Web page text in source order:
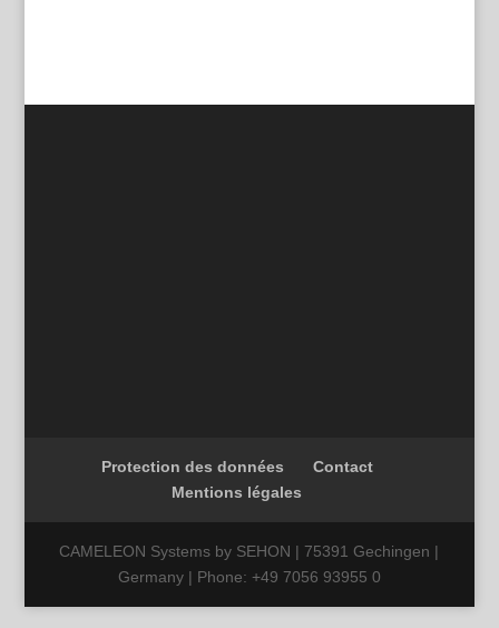
Protection des données
Contact
Mentions légales
CAMELEON Systems by SEHON | 75391 Gechingen |
Germany | Phone: +49 7056 93955 0